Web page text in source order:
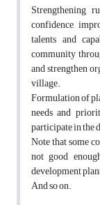
Strengthening
confidence,
talents and
community
and strengthen
village.
Formulation of
needs and
participate in the
Note that some
not good
development
And so on.